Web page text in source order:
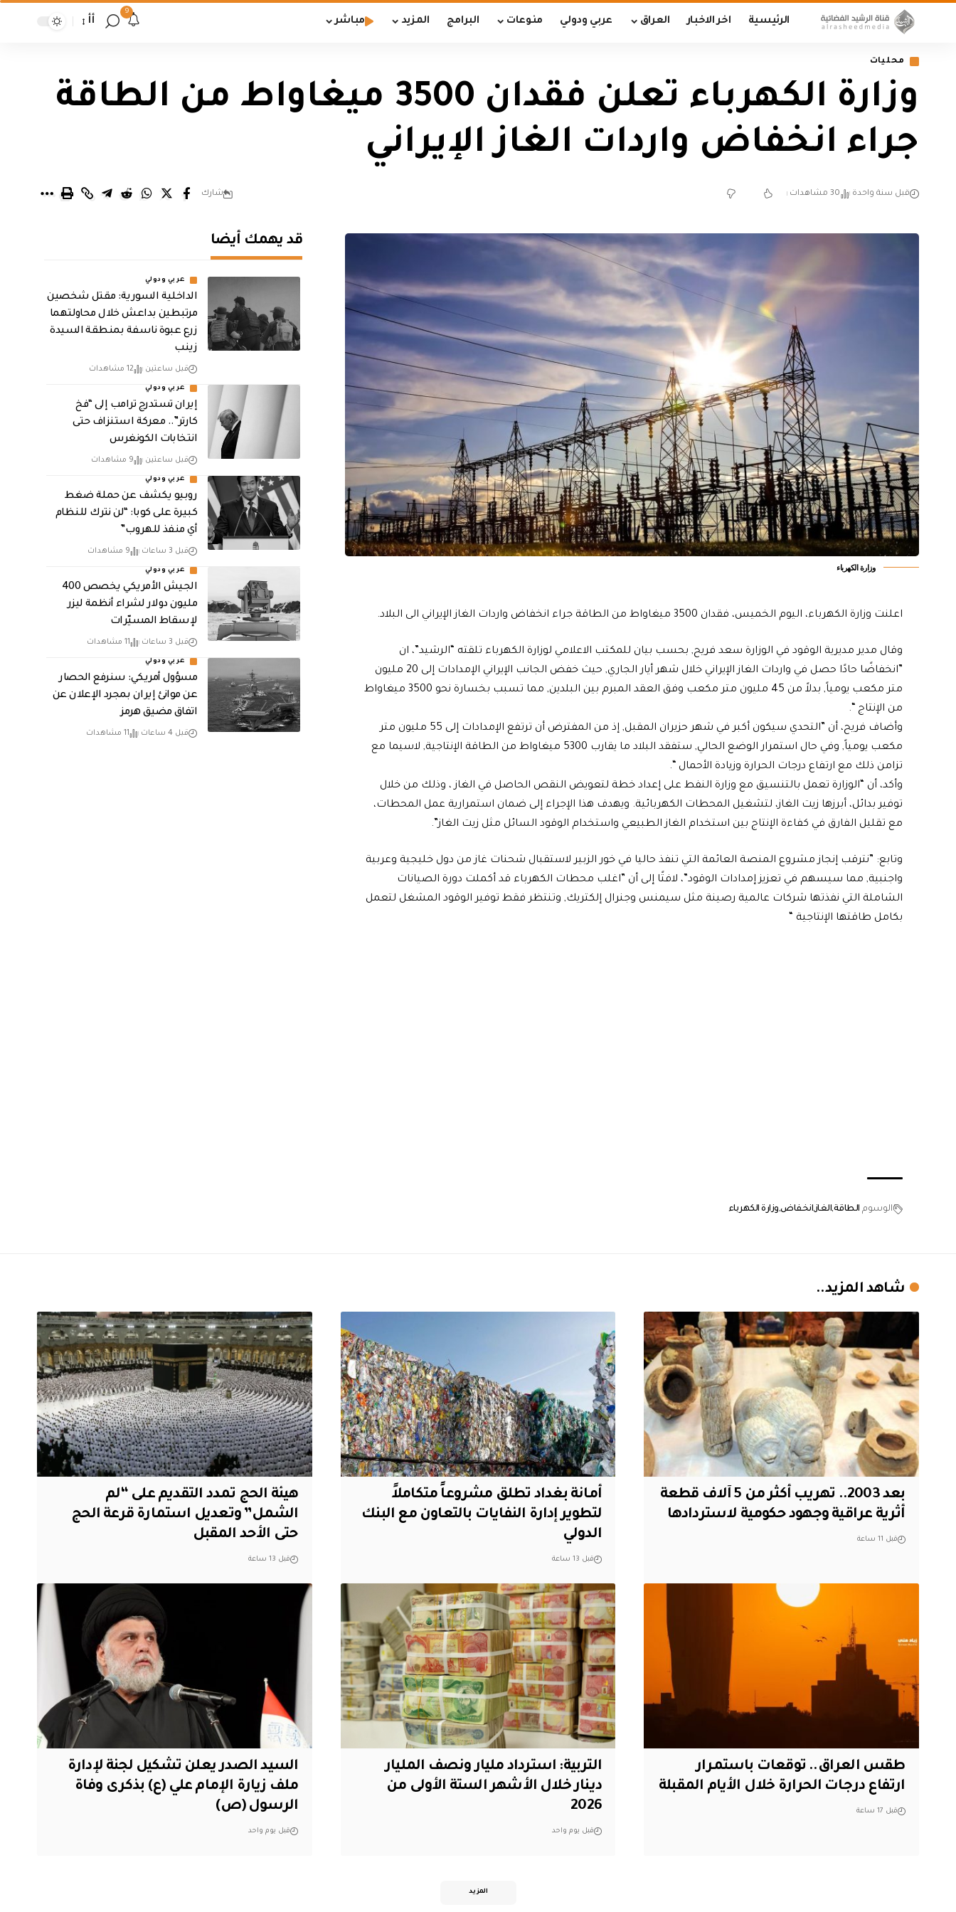
الرئيسية اخر الاخبار العراق عربي ودولي منوعات البرامج المزيد مباشر
9
أأ
محليات
وزارة الكهرباء تعلن فقدان 3500 ميغاواط من الطاقة
جراء انخفاض واردات الغاز الإيراني
قبل سنة واحدة 30 مشاهدات شارك
وزارة الكهرباء
اعلنت وزارة الكهرباء، اليوم الخميس، فقدان 3500 ميغاواط من الطاقة جراء انخفاض واردات الغاز الإيراني الى البلاد.
وقال مدير مديرية الوقود في الوزارة سعد فريح, بحسب بيان للمكتب الاعلامي لوزارة الكهرباء تلقته “الرشيد”، ان
”انخفاضًا حادًا ‏حصل في واردات الغاز الإيراني خلال شهر أيار الجاري, حيث خفض الجانب الإيراني الإمدادات إلى 20 ‏مليون
متر مكعب يومياً, بدلاً من 45 مليون متر مكعب وفق العقد المبرم بين البلدين, مما ‏تسبب بخسارة نحو 3500 ميغاواط
من الإنتاج “.‏
وأضاف فريح، أن ”التحدي سيكون أكبر في شهر حزيران المقبل, إذ من المفترض أن ترتفع الإمدادات ‏إلى 55 مليون متر
مكعب يومياً, وفي حال استمرار الوضع الحالي, ستفقد البلاد ما يقارب 5300 ‏ميغاواط من الطاقة الإنتاجية, لاسيما مع
تزامن ذلك مع ارتفاع درجات الحرارة وزيادة الأحمال “.‏
وأكد، أن “الوزارة تعمل بالتنسيق مع وزارة النفط على إعداد خطة لتعويض النقص الحاصل في الغاز ، وذلك من خلال
توفير بدائل، أبرزها زيت الغاز، لتشغيل المحطات الكهربائية. ويهدف هذا الإجراء إلى ضمان استمرارية عمل المحطات،
مع تقليل الفارق في كفاءة الإنتاج بين استخدام الغاز الطبيعي واستخدام الوقود السائل مثل زيت الغاز”.
وتابع: ”نترقب إنجاز مشروع المنصة العائمة التي تنفذ حاليا في خور الزبير لاستقبال شحنات ‏غاز من دول خليجية وعربية
واجنبية, مما سيسهم في تعزيز إمدادات الوقود”، لافتًا إلى أن ”اغلب محطات الكهرباء قد أكملت دورة الصيانات
الشاملة التي نفذتها شركات عالمية رصينة مثل ‏سيمنس وجنرال إلكتريك, وتنتظر فقط توفير الوقود المشغل لتعمل
بكامل طاقتها الإنتاجية “
الوسوم الطاقة الغازانخفاض وزارة الكهرباء
قد يهمك أيضا
عربي ودولي
الداخلية السورية: مقتل شخصين
مرتبطين بداعش خلال محاولتهما
زرع عبوة ناسفة بمنطقة السيدة
زينب
قبل ساعتين 12 مشاهدات
عربي ودولي
إيران تستدرج ترامب إلى “فخ
كارتر”.. معركة استنزاف حتى
انتخابات الكونغرس
قبل ساعتين 9 مشاهدات
عربي ودولي
روبيو يكشف عن حملة ضغط
كبيرة على كوبا: “لن نترك للنظام
أي منفذ للهروب”
قبل 3 ساعات 9 مشاهدات
عربي ودولي
الجيش الأمريكي يخصص 400
مليون دولار لشراء أنظمة ليزر
لإسقاط المسيّرات
قبل 3 ساعات 11 مشاهدات
عربي ودولي
مسؤول أمريكي: سنرفع الحصار
عن موانئ إيران بمجرد الإعلان عن
اتفاق مضيق هرمز
قبل 4 ساعات 11 مشاهدات
شاهد المزيد..
بعد 2003.. تهريب أكثر من 5 آلاف قطعة
أثرية عراقية وجهود حكومية لاستردادها
قبل 11 ساعة
أمانة بغداد تطلق مشروعاً متكاملاً
لتطوير إدارة النفايات بالتعاون مع البنك
الدولي
قبل 13 ساعة
هيئة الحج تمدد التقديم على “لم
الشمل” وتعديل استمارة قرعة الحج
حتى الأحد المقبل
قبل 13 ساعة
طقس العراق.. توقعات باستمرار
ارتفاع درجات الحرارة خلال الأيام المقبلة
قبل 17 ساعة
التربية: استرداد مليار ونصف المليار
دينار خلال الأشهر الستة الأولى من
2026
قبل يوم واحد
السيد الصدر يعلن تشكيل لجنة لإدارة
ملف زيارة الإمام علي (ع) بذكرى وفاة
الرسول (ص)
قبل يوم واحد
المزيد